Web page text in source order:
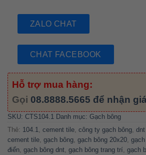
ZALO CHAT
CHAT FACEBOOK
Hỗ trợ mua hàng:
Gọi 08.8888.5665 để nhận
SKU: CTS104.1 Danh mục: Gạch bông
Thẻ: 104.1 cement tile công ty gạch bông dnt
cement tile gạch bông gạch bông 20x20
điển gạch bông dnt gạch bông trang trí gạch